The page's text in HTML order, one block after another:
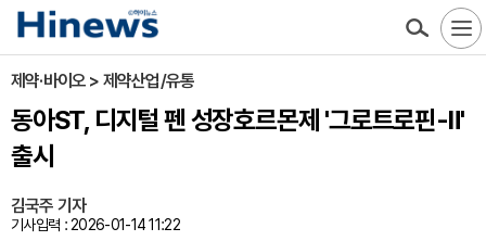
제약·바이오 > 제약산업/유통
동아ST, 디지털 펜 성장호르몬제 '그로트로핀-Ⅱ'
출시
김국주 기자
기사입력 : 2026-01-14 11:22